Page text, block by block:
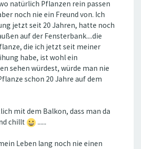
natürlich Pflanzen rein passen
noch nie ein Freund von. Ich
jetzt seit 20 Jahren, hatte noch
auf der Fensterbank....die
die ich jetzt seit meiner
habe, ist wohl ein
sehen würdest, würde man nie
schon 20 Jahre auf dem
mit dem Balkon, dass man da
chillt
......
Leben lang noch nie einen